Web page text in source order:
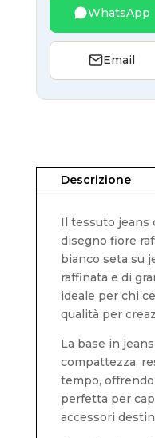
WhatsApp
Email
Descrizione
Il tessuto jeans
disegno fiore
bianco seta su
raffinata e di
ideale per chi
qualità per
La base in
compattezza,
tempo,
perfetta per
accessori